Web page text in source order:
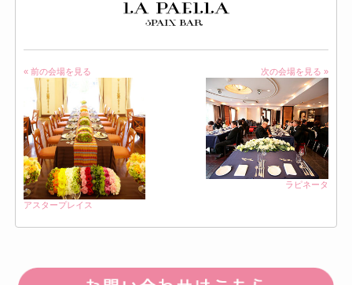
« 前の会場を見る
アスタープレイス
次の会場を見る »
ラピネータ